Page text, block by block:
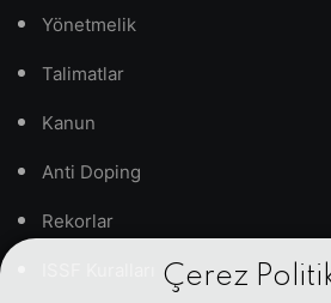
Çerez
Yönetmelik
Talimatlar
Kanun
Anti Doping
Rekorlar